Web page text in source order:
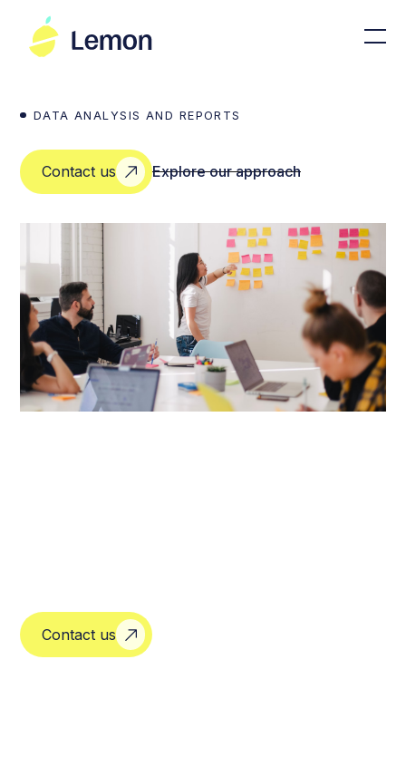
DATA ANALYSIS AND REPORTS
Contact us Explore our approach
Contact us